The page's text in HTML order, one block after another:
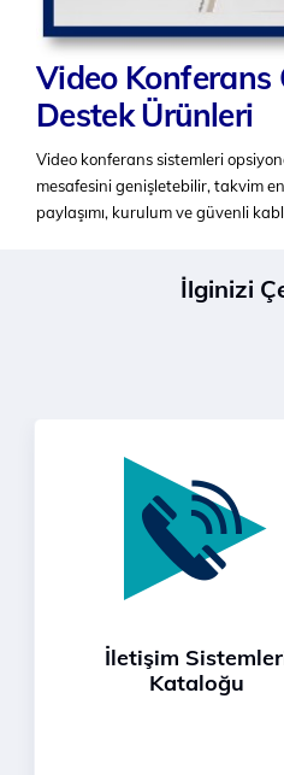
Video Konferans
Destek Ürünleri
Video konferans sistemleri
mesafesini genişletebilir, takvim
paylaşımı, kurulum ve güvenli
İlginizi
İletişim
Kataloğu